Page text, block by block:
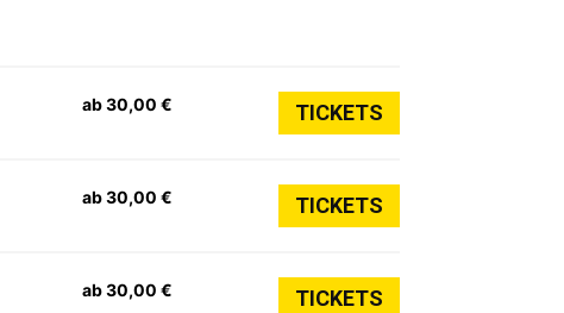
ab 30,00 € TICKETS
ab 30,00 € TICKETS
ab 30,00 € TICKETS